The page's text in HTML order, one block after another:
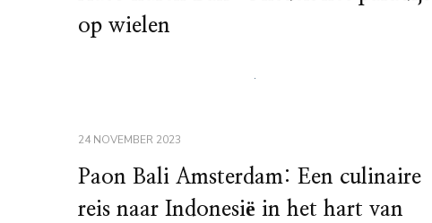
op wielen
24 NOVEMBER 2023
Paon Bali Amsterdam: Een culinaire
reis naar Indonesië in het hart van